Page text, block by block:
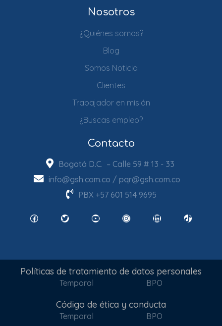
Nosotros
¿Quiénes somos?
Blog
Somos Noticia
Clientes
Trabajador en misión
¿Buscas empleo?
Contacto
Bogotá D.C. – Calle 59 # 13 - 33
info@gsh.com.co / pqr@gsh.com.co
PBX +57 601 514 9695
FacebookTwitter YouTube InstagramLinkedIn TikTok
Políticas de tratamiento de datos personales
Temporal BPO
Código de ética y conducta
Temporal BPO